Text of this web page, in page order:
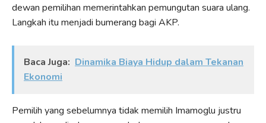
dewan pemilihan memerintahkan pemungutan suara ulang.
Langkah itu menjadi bumerang bagi AKP.
Baca Juga: Dinamika Biaya Hidup dalam Tekanan
Ekonomi
Pemilih yang sebelumnya tidak memilih Imamoglu justru